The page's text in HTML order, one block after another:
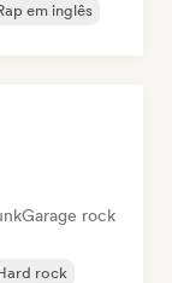
em inglês
Garage rock
rock